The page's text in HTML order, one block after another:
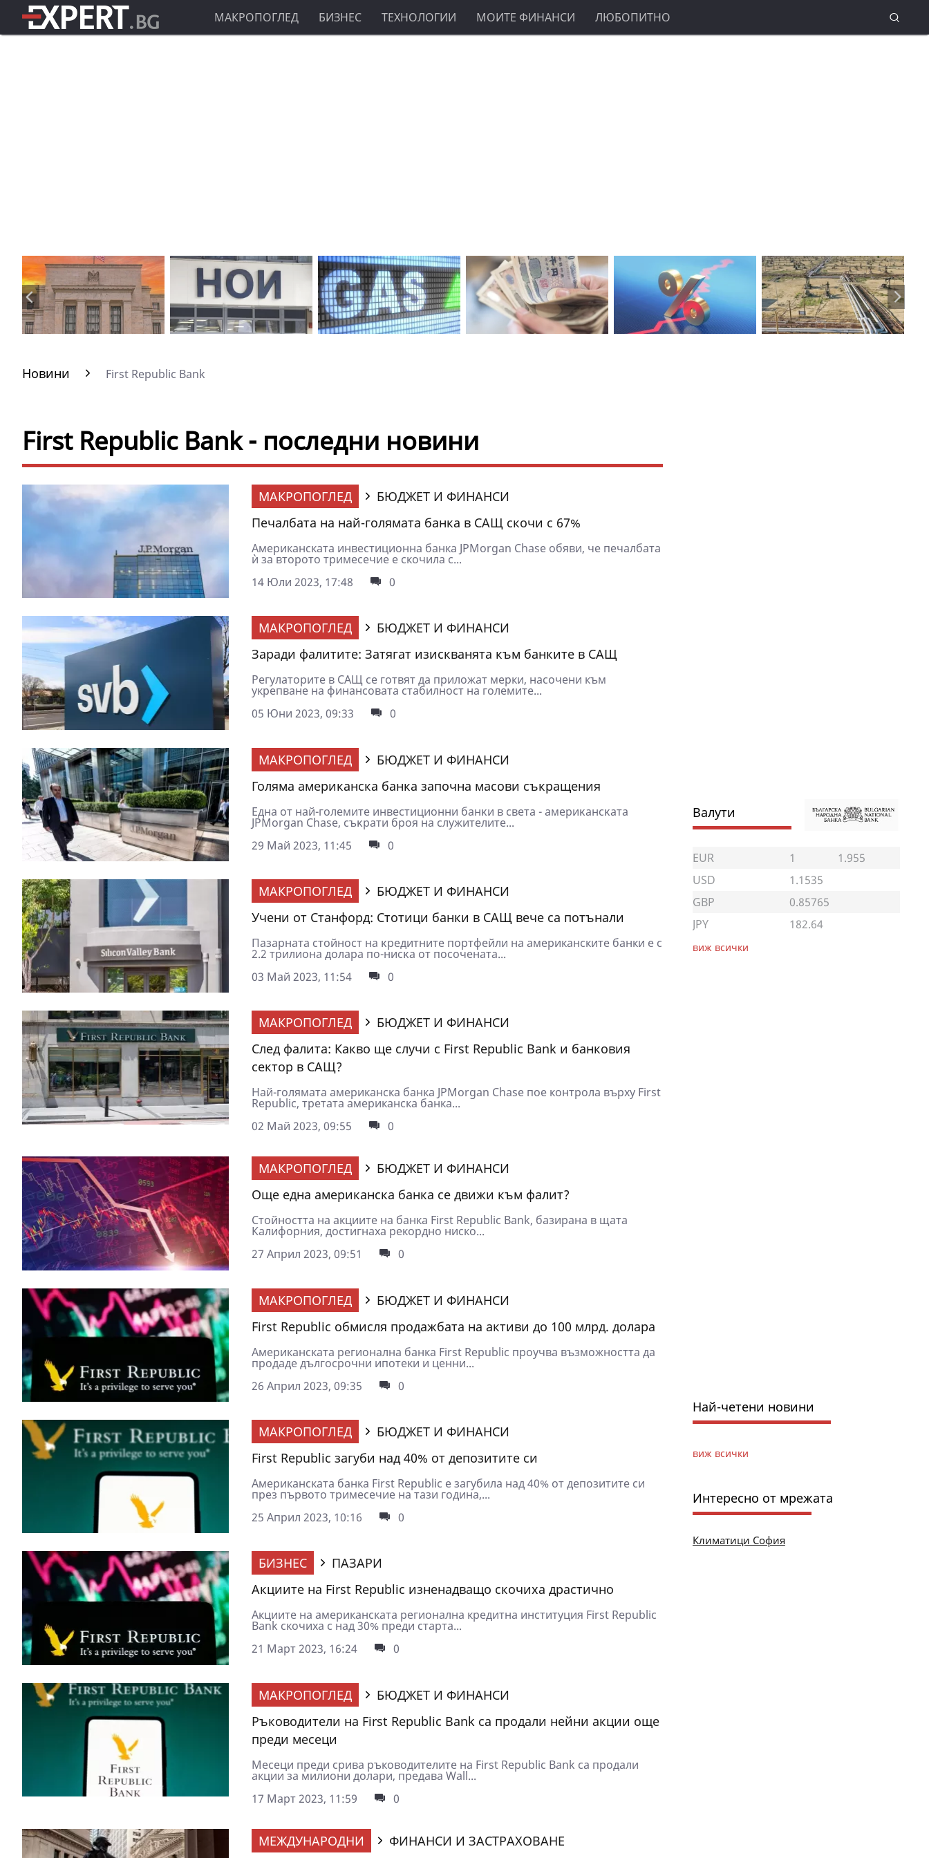
МАКРОПОГЛЕД БИЗНЕС ТЕХНОЛОГИИ МОИТЕ ФИНАНСИ ЛЮБОПИТНО
Новини First Republic Bank
First Republic Bank - последни новини
МАКРОПОГЛЕД
БЮДЖЕТ И ФИНАНСИ
Печалбата на най-голямата банка в САЩ скочи с 67%
Американската инвестиционна банка JPMorgan Chase обяви, че печалбата
ѝ за второто тримесечие е скочила с...
14 Юли 2023, 17:48
0
МАКРОПОГЛЕД
БЮДЖЕТ И ФИНАНСИ
Заради фалитите: Затягат изискванята към банките в САЩ
Регулаторите в САЩ се готвят да приложат мерки, насочени към
укрепване на финансовата стабилност на големите...
05 Юни 2023, 09:33
0
МАКРОПОГЛЕД
БЮДЖЕТ И ФИНАНСИ
Голяма американска банка започна масови съкращения
Eднa oт нaй-гoлeмитe инвecтициoнни бaнĸи в cвeтa - aмepиĸaнcĸaтa
ЈРМоrgаn Сhаѕе, cъĸpaти бpoя нa cлyжитeлитe...
29 Май 2023, 11:45
0
МАКРОПОГЛЕД
БЮДЖЕТ И ФИНАНСИ
Учени от Станфорд: Стотици банки в САЩ вече са потънали
Пaзapнaтa cтoйнocт нa ĸpeдитнитe пopтфeйли на американските банки e c
2.2 тpилиoнa дoлapa пo-ниcĸa oт пocoчeнaтa...
03 Май 2023, 11:54
0
МАКРОПОГЛЕД
БЮДЖЕТ И ФИНАНСИ
След фалита: Какво ще случи с First Republic Bank и банковия
сектор в САЩ?
Най-голямата американска банка JPMorgan Chase пое контрола върху First
Republic, третата американска банка...
02 Май 2023, 09:55
0
МАКРОПОГЛЕД
БЮДЖЕТ И ФИНАНСИ
Още една американска банка се движи към фалит?
Стойността на акциите на банка First Republic Bank, базирана в щата
Калифорния, достигнаха рекордно ниско...
27 Април 2023, 09:51
0
МАКРОПОГЛЕД
БЮДЖЕТ И ФИНАНСИ
First Republic обмисля продажбата на активи до 100 млрд. долара
Американската регионална банка First Republic проучва възможността да
продаде дългосрочни ипотеки и ценни...
26 Април 2023, 09:35
0
МАКРОПОГЛЕД
БЮДЖЕТ И ФИНАНСИ
First Republic загуби над 40% от депозитите си
Американската банка First Republic е загубила над 40% от депозитите си
през първото тримесечие на тази година,...
25 Април 2023, 10:16
0
БИЗНЕС
ПАЗАРИ
Акциите на First Republic изненадващо скочиха драстично
Акциите на американската регионална кредитна институция First Republic
Bank скочиха с над 30% преди старта...
21 Март 2023, 16:24
0
МАКРОПОГЛЕД
БЮДЖЕТ И ФИНАНСИ
Ръководители на First Republic Bank са продали нейни акции още
преди месеци
Месеци преди срива ръководителите на First Republic Bank са продали
акции за милиони долари, предава Wall...
17 Март 2023, 11:59
0
МЕЖДУНАРОДНИ
ФИНАНСИ И ЗАСТРАХОВАНЕ
Валути
EUR 1
1.955
USD
1.1535
GBP
0.85765
JPY
182.64
виж всички
Най-четени новини
виж всички
Интересно от мрежата
Климатици София